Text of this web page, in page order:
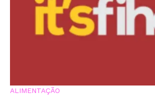
ALIMENTAÇÃO